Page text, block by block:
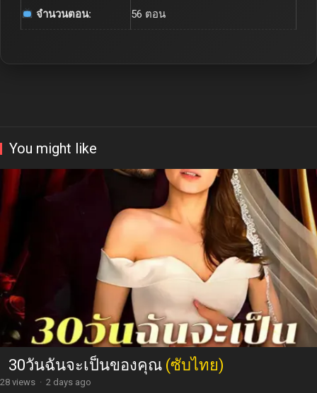
จำนวนตอน: 56 ตอน
You might like
30วันฉันจะเป็นของคุณ (ซับไทย)
28 views · 2 days ago